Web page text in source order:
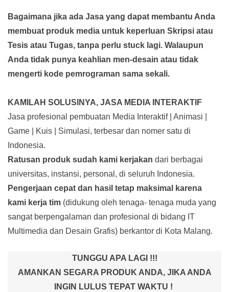
Bagaimana jika ada Jasa yang dapat membantu Anda
membuat produk media untuk keperluan Skripsi atau
Tesis atau Tugas, tanpa perlu stuck lagi. Walaupun
Anda tidak punya keahlian men-desain atau tidak
mengerti kode pemrograman sama sekali.
KAMILAH SOLUSINYA, JASA MEDIA INTERAKTIF
Jasa profesional pembuatan Media Interaktif | Animasi |
Game | Kuis | Simulasi, terbesar dan nomer satu di
Indonesia.
Ratusan produk sudah kami kerjakan dari berbagai
universitas, instansi, personal, di seluruh Indonesia.
Pengerjaan cepat dan hasil tetap maksimal karena
kami kerja tim (didukung oleh tenaga- tenaga muda yang
sangat berpengalaman dan profesional di bidang IT
Multimedia dan Desain Grafis) berkantor di Kota Malang.
TUNGGU APA LAGI !!!
AMANKAN SEGARA PRODUK ANDA, JIKA ANDA
INGIN LULUS TEPAT WAKTU !